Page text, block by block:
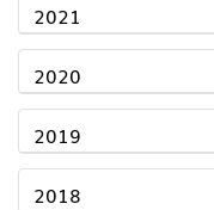
2021
2020
2019
2018